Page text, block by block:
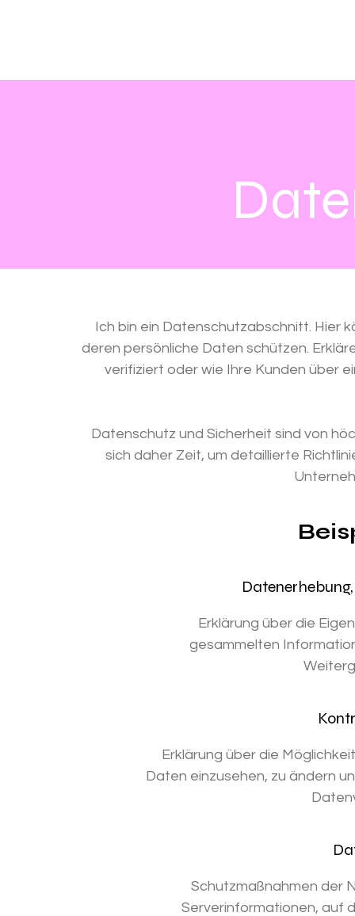
Ich bin ein Datenschutzabschnitt. Hier
deren persönliche Daten schützen.
verifiziert oder wie Ihre Kunden über
Datenschutz und Sicherheit sind von
sich daher Zeit, um detaillierte
Erklärung über die
gesammelten
Erklärung über die
Daten einzusehen, zu ändern
Schutzmaßnahmen der
Serverinformationen, auf